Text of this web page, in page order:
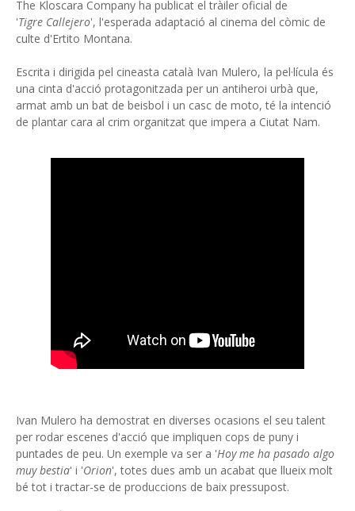
The Kloscara Company ha publicat el tràiler oficial de
'Tigre Callejero', l'esperada adaptació al cinema del còmic de
culte d'Ertito Montana.
Escrita i dirigida pel cineasta català Ivan Mulero, la pel·lícula és
una cinta d'acció protagonitzada per un antiheroi urbà que,
armat amb un bat de beisbol i un casc de moto, té la intenció
de plantar cara al crim organitzat que impera a Ciutat Nam.
Ivan Mulero ha demostrat en diverses ocasions el seu talent
per rodar escenes d'acció que impliquen cops de puny i
puntades de peu. Un exemple va ser a 'Hoy me ha pasado algo
muy bestia' i 'Orion', totes dues amb un acabat que llueix molt
bé tot i tractar-se de produccions de baix pressupost.